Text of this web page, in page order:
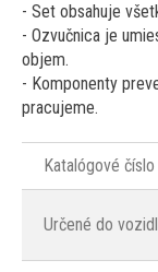
- Set obsahuje
- Ozvučnica je
objem.
- Komponenty
pracujeme.
Katalógové číslo
Určené do